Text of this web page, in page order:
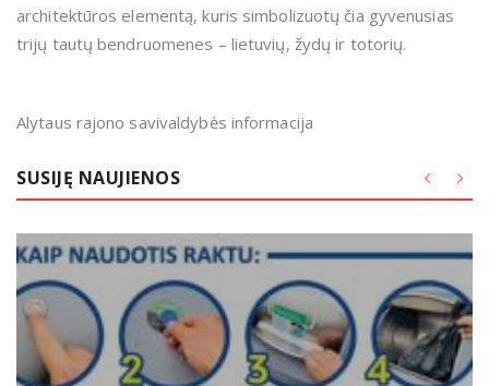
architektūros elementą, kuris simbolizuotų čia gyvenusias
trijų tautų bendruomenes – lietuvių, žydų ir totorių.
Alytaus rajono savivaldybės informacija
SUSIJĘ NAUJIENOS